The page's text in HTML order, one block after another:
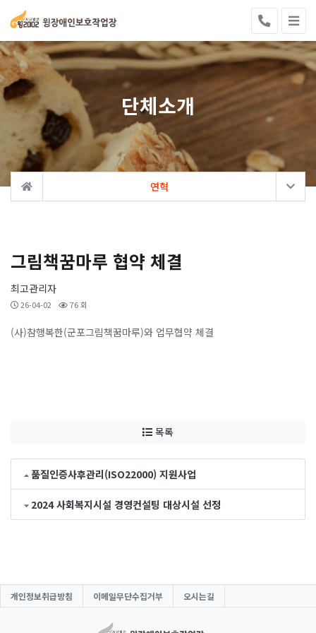
단체소개
연혁
그림책꿈마루 협약 체결
최고관리자
26-04-02 76 회
(사)참행복한(군포그림책꿈마루)와 업무협약 체결
목록
품질인증사후관리(ISO22000) 지원사업
2024 사회복지시설 경영컨설팅 대상시설 선정
개인정보취급방침 이메일무단수집거부 오시는길